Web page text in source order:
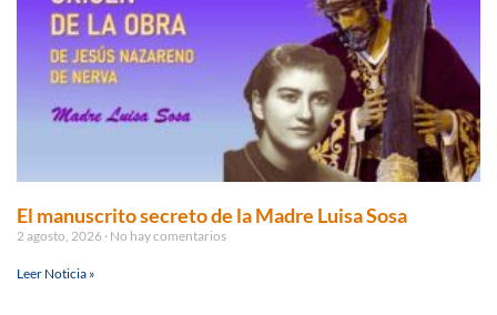
El manuscrito secreto de la Madre Luisa Sosa
2 agosto, 2026 No hay comentarios
Leer Noticia »